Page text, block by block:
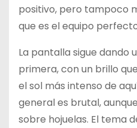
positivo, pero tampoco
que es el equipo
La pantalla sigue dando
primera, con un brillo
el sol más intenso de
general es brutal,
sobre hojuelas. El tema